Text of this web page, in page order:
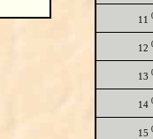
11
12
13
14
15